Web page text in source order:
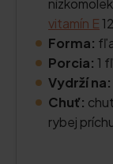
vitamín E
Forma:
Porcia: 1
Vydrží na:
Chuť:
rybej